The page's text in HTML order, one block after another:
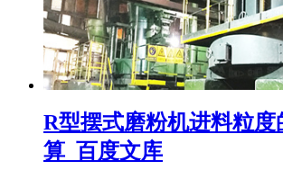
R型摆式磨粉机进料粒度
算_百度文库